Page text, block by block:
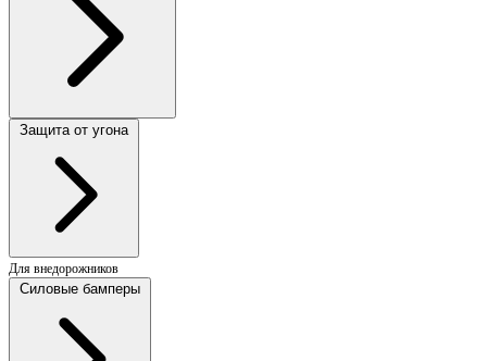
Защита от угона
Для внедорожников
Силовые бамперы